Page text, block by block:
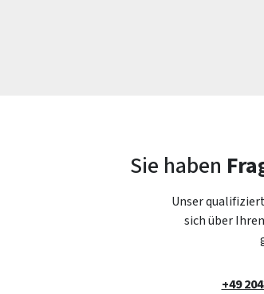
Sie haben
Unser
sich über
+49